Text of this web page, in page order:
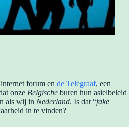
forum en de Telegraaf, een
onze Belgische buren hun asielbeleid
als wij in Nederland. Is dat “fake
in te vinden?